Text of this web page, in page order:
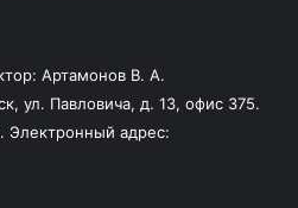
Артамонов В. А.
ул. Павловича, д. 13, офис 375.
Электронный адрес: